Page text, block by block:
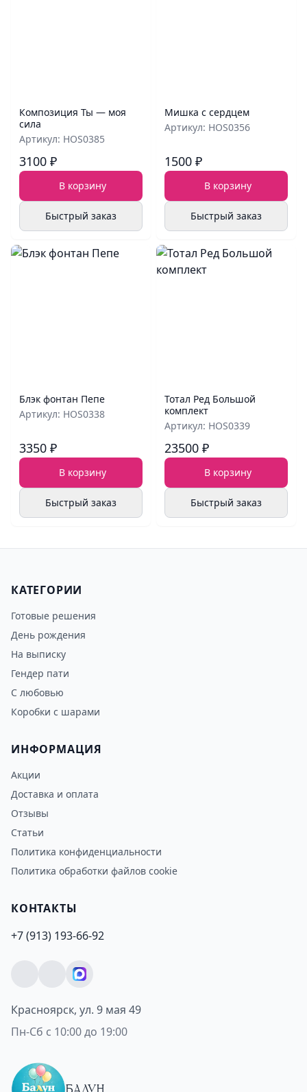
Композиция Ты — моя
сила
Артикул: HOS0385
3100 ₽
В корзину
Быстрый заказ
Мишка с сердцем
Артикул: HOS0356
1500 ₽
В корзину
Быстрый заказ
Блэк фонтан Пепе
Артикул: HOS0338
3350 ₽
В корзину
Быстрый заказ
Тотал Ред Большой
комплект
Артикул: HOS0339
23500 ₽
В корзину
Быстрый заказ
КАТЕГОРИИ
Готовые решения
День рождения
На выписку
Гендер пати
С любовью
Коробки с шарами
ИНФОРМАЦИЯ
Акции
Доставка и оплата
Отзывы
Статьи
Политика конфиденциальности
Политика обработки файлов cookie
КОНТАКТЫ
+7 (913) 193-66-92
Красноярск, ул. 9 мая 49
Пн-Сб с 10:00 до 19:00
БАЛУН